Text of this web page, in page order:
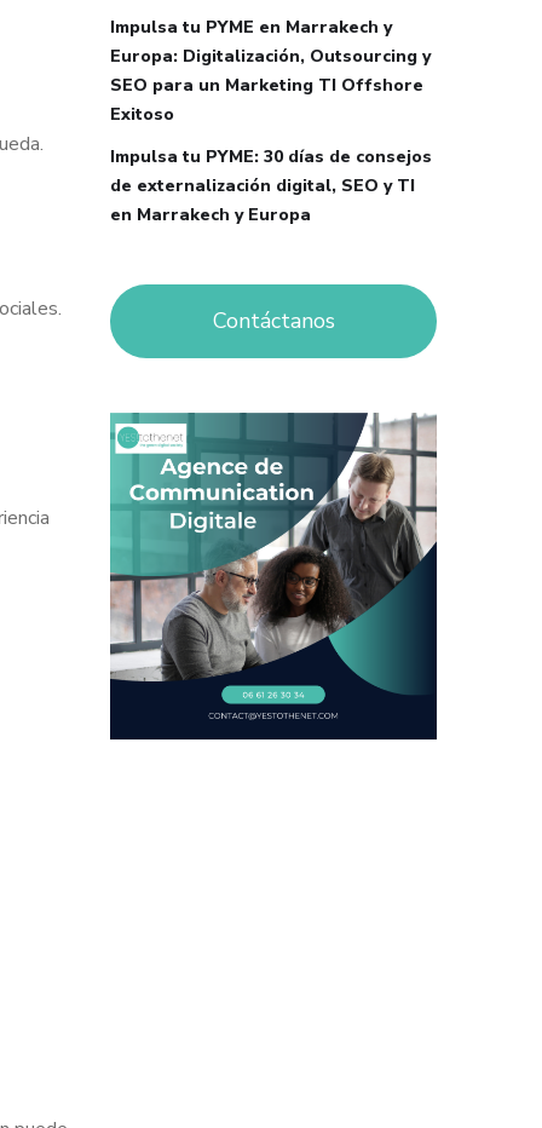
Impulsa tu PYME en Marrakech y
Europa: Digitalización, Outsourcing y
SEO para un Marketing TI Offshore
Exitoso
Impulsa tu PYME: 30 días de consejos
de externalización digital, SEO y TI
en Marrakech y Europa
Contáctanos